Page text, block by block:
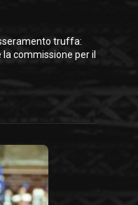
truffa:
commissione per il